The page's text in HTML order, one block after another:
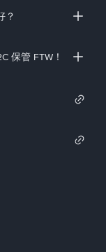
？
保管 FTW！